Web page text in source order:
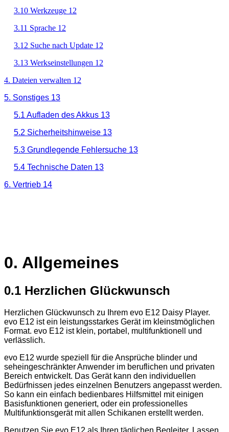
3.10 Werkzeuge 12
3.11 Sprache 12
3.12 Suche nach Update 12
3.13 Werkseinstellungen 12
4. Dateien verwalten 12
5. Sonstiges 13
5.1 Aufladen des Akkus 13
5.2 Sicherheitshinweise 13
5.3 Grundlegende Fehlersuche 13
5.4 Technische Daten 13
6. Vertrieb 14
0. Allgemeines
0.1 Herzlichen Glückwunsch
Herzlichen Glückwunsch zu Ihrem evo E12 Daisy Player.
evo E12 ist ein leistungsstarkes Gerät im kleinstmöglichen
Format. evo E12 ist klein, portabel, multifunktionell und
verlässlich.
evo E12 wurde speziell für die Ansprüche blinder und
seheingeschränkter Anwender im beruflichen und privaten
Bereich entwickelt. Das Gerät kann den individuellen
Bedürfnissen jedes einzelnen Benutzers angepasst werden.
So kann ein einfach bedienbares Hilfsmittel mit einigen
Basisfunktionen generiert, oder ein professionelles
Multifunktionsgerät mit allen Schikanen erstellt werden.
Benutzen Sie evo E12 als Ihren täglichen Begleiter. Lassen